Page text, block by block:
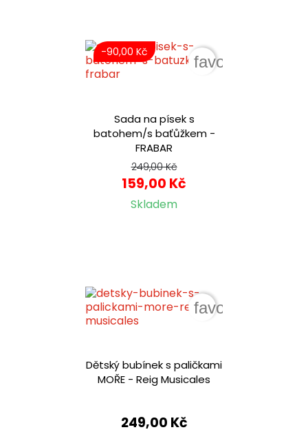
Sada na písek s
batohem/s baťůžkem -
FRABAR
249,00 Kč
159,00 Kč
Skladem
-90,00 Kč
favorite_border
Dětský bubínek s paličkami
MOŘE - Reig Musicales
249,00 Kč
favorite_border